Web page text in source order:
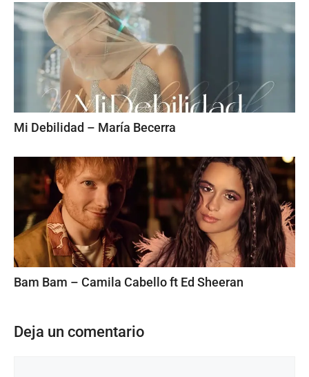
Mi Debilidad – María Becerra
Bam Bam – Camila Cabello ft Ed Sheeran
Deja un comentario